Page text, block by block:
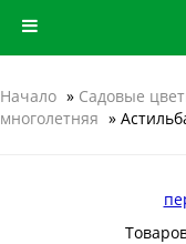
Начало » Садовые
многолетняя »